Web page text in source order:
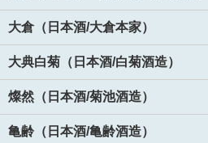
大倉（日本酒/大倉本家）
大典白菊（日本酒/白菊酒造）
燦然（日本酒/菊池酒造）
亀齢（日本酒/亀齢酒造）